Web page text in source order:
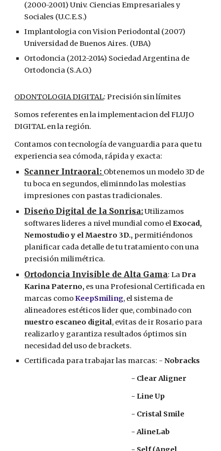
(2000-2001) Univ. Ciencias Empresariales y
Sociales (U.C.E.S.)
Implantologia con Vision Periodontal (2007)
Universidad de Buenos Aires. (UBA)
Ortodoncia (2012-2014) Sociedad Argentina de
Ortodoncia (S.A.O.)
ODONTOLOGIA DIGITAL: Precisión sin límites
Somos referentes en la implementacion del FLUJO
DIGITAL en la región.
Contamos con tecnología de vanguardia para que tu
experiencia sea cómoda, rápida y exacta:
Scanner Intraoral: Obtenemos un modelo 3D de
tu boca en segundos, eliminndo las molestias
impresiones con pastas tradicionales.
Diseño Digital de la Sonrisa:Utilizamos
softwares lideres a nivel mundial como elExocad,
Nemostudio y el Maestro 3D., permitiéndonos
planificar cada detalle de tu tratamiento con una
precisión milimétrica.
Ortodoncia Invisible de Alta Gama: LaDra
Karina Paterno, es una Profesional Certificada en
marcas comoKeepSmiling, el sistema de
alineadores estéticos lider que, combinado con
nuestro escaneo digital, evitas de ir Rosario para
realizarlo y garantiza resultados óptimos sin
necesidad del uso de brackets.
Certificada para trabajar las marcas: -Nobracks
- Clear Aligner
- Line Up
- Cristal Smile
- AlineLab